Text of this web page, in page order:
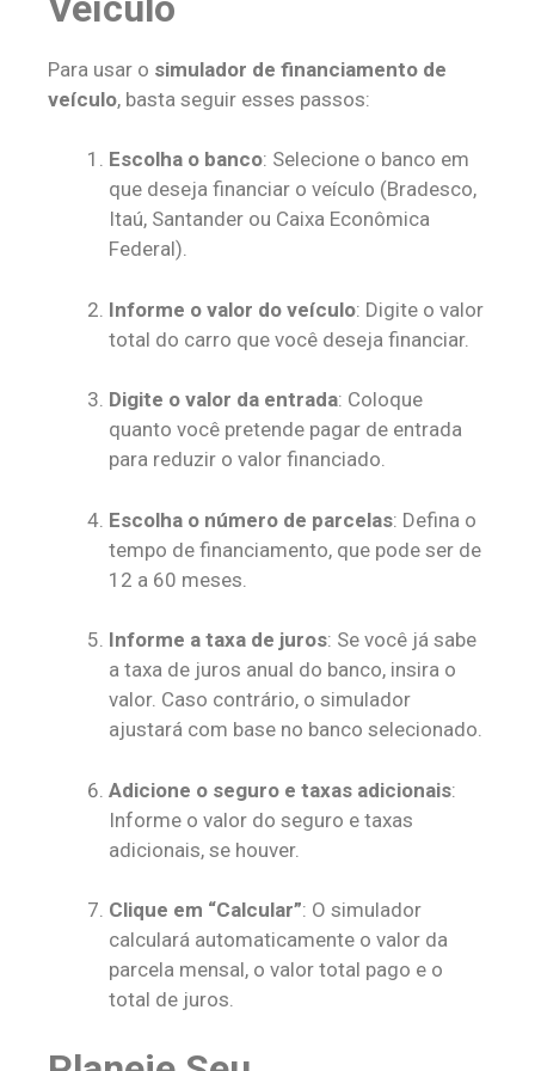
Para usar o simulador de financiamento de
veículo, basta seguir esses passos:
Escolha o banco: Selecione o banco em
que deseja financiar o veículo (Bradesco,
Itaú, Santander ou Caixa Econômica
Federal).
Informe o valor do veículo: Digite o valor
total do carro que você deseja financiar.
Digite o valor da entrada: Coloque
quanto você pretende pagar de entrada
para reduzir o valor financiado.
Escolha o número de parcelas: Defina o
tempo de financiamento, que pode ser de
12 a 60 meses.
Informe a taxa de juros: Se você já sabe
a taxa de juros anual do banco, insira o
valor. Caso contrário, o simulador
ajustará com base no banco selecionado.
Adicione o seguro e taxas adicionais:
Informe o valor do seguro e taxas
adicionais, se houver.
Clique em “Calcular”: O simulador
calculará automaticamente o valor da
parcela mensal, o valor total pago e o
total de juros.